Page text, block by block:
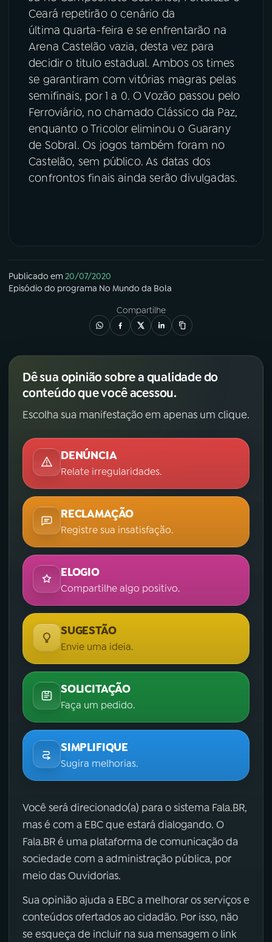
Ceará repetirão o cenário da
última quarta-feira e se enfrentarão na
Arena Castelão vazia, desta vez para
decidir o titulo estadual. Ambos os times
se garantiram com vitórias magras pelas
semifinais, por 1 a 0. O Vozão passou pelo
Ferroviário, no chamado Clássico da Paz,
enquanto o Tricolor eliminou o Guarany
de Sobral. Os jogos também foram no
Castelão, sem público. As datas dos
confrontos finais ainda serão divulgadas.
Publicado em20/07/2020
Episódio do programa No Mundo da Bola
Compartilhe
Dê sua opinião sobre a qualidade do
conteúdo que você acessou.
Escolha sua manifestação em apenas um clique.
DENÚNCIA
Relate irregularidades.
RECLAMAÇÃO
Registre sua insatisfação.
ELOGIO
Compartilhe algo positivo.
SUGESTÃO
Envie uma ideia.
SOLICITAÇÃO
Faça um pedido.
SIMPLIFIQUE
Sugira melhorias.
Você será direcionado(a) para o sistema Fala.BR,
mas é com a EBC que estará dialogando. O
Fala.BR é uma plataforma de comunicação da
sociedade com a administração pública, por
meio das Ouvidorias.
Sua opinião ajuda a EBC a melhorar os serviços e
conteúdos ofertados ao cidadão. Por isso, não
se esqueça de incluir na sua mensagem o link